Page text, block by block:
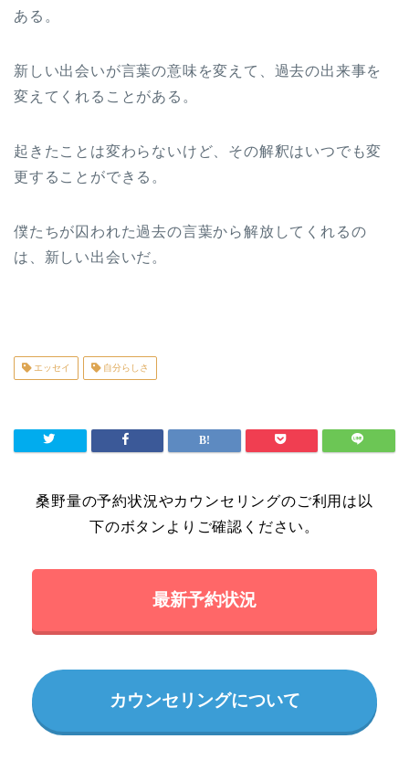
ある。
新しい出会いが言葉の意味を変えて、過去の出来事を
変えてくれることがある。
起きたことは変わらないけど、その解釈はいつでも変
更することができる。
僕たちが囚われた過去の言葉から解放してくれるの
は、新しい出会いだ。
エッセイ 自分らしさ
桑野量の予約状況やカウンセリングのご利用は以
下のボタンよりご確認ください。
最新予約状況
カウンセリングについて